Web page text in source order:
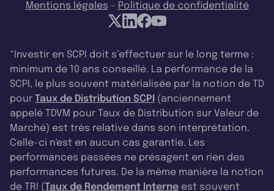
Mentions légales - Politique de confidentialité
*Investir en SCPI doit s’effectuer sur le long terme :
minimum de 10 ans conseillé. La performance de la
SCPI, le plus souvent matérialisée par la notion de TD
pour Taux de Distribution SCPI (anciennement
appelé TDVM pour Taux de Distribution sur Valeur de
Marché) est très relative dans son interprétation.
Celle-ci n'est en aucun cas garantie. Les
performances passées ne présagent en rien des
performances futures. De la même manière la notion
de TRI (Taux de Rendement Interne est souvent